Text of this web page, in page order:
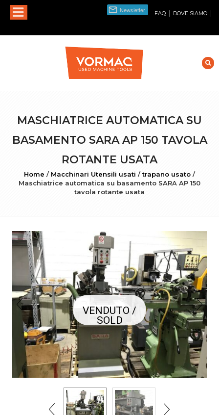
FAQ | DOVE SIAMO |
MASCHIATRICE AUTOMATICA SU
BASAMENTO SARA AP 150 TAVOLA
ROTANTE USATA
Home / Macchinari Utensili usati / trapano usato /
Maschiatrice automatica su basamento SARA AP 150
tavola rotante usata
VENDUTO /
SOLD